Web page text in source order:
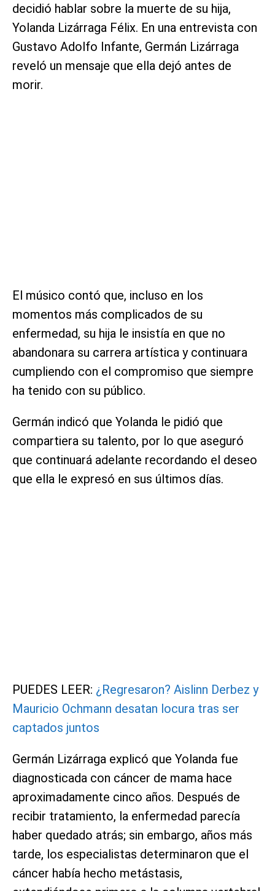
decidió hablar sobre la muerte de su hija,
Yolanda Lizárraga Félix. En una entrevista con
Gustavo Adolfo Infante, Germán Lizárraga
reveló un mensaje que ella dejó antes de
morir.
El músico contó que, incluso en los
momentos más complicados de su
enfermedad, su hija le insistía en que no
abandonara su carrera artística y continuara
cumpliendo con el compromiso que siempre
ha tenido con su público.
Germán indicó que Yolanda le pidió que
compartiera su talento, por lo que aseguró
que continuará adelante recordando el deseo
que ella le expresó en sus últimos días.
PUEDES LEER: ¿Regresaron? Aislinn Derbez y
Mauricio Ochmann desatan locura tras ser
captados juntos
Germán Lizárraga explicó que Yolanda fue
diagnosticada con cáncer de mama hace
aproximadamente cinco años. Después de
recibir tratamiento, la enfermedad parecía
haber quedado atrás; sin embargo, años más
tarde, los especialistas determinaron que el
cáncer había hecho metástasis,